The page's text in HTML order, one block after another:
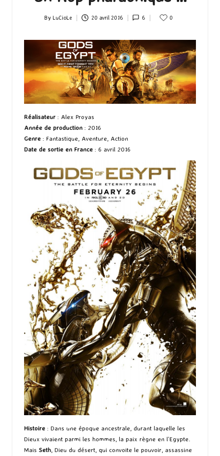
Posted
By LuCioLe 20 avril 2016 6 0
Réalisateur : Alex Proyas
Année de production : 2016
Genre : Fantastique, Aventure, Action
Date de sortie en France : 6 avril 2016
Histoire : Dans une époque ancestrale, durant laquelle les
Dieux vivaient parmi les hommes, la paix règne en l’Egypte.
Mais Seth, Dieu du désert, qui convoite le pouvoir, assassine